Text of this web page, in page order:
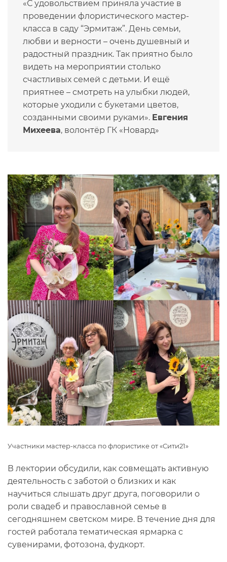
«С удовольствием приняла участие в
проведении флористического мастер-
класса в саду “Эрмитаж”. День семьи,
любви и верности – очень душевный и
радостный праздник. Так приятно было
видеть на мероприятии столько
счастливых семей с детьми. И ещё
приятнее – смотреть на улыбки людей,
которые уходили с букетами цветов,
созданными своими руками». Евгения
Михеева, волонтёр ГК «Новард»
Участники мастер-класса по флористике от «Сити21»
В лектории обсудили, как совмещать активную
деятельность с заботой о близких и как
научиться слышать друг друга, поговорили о
роли свадеб и православной семье в
сегодняшнем светском мире. В течение дня для
гостей работала тематическая ярмарка с
сувенирами, фотозона, фудкорт.